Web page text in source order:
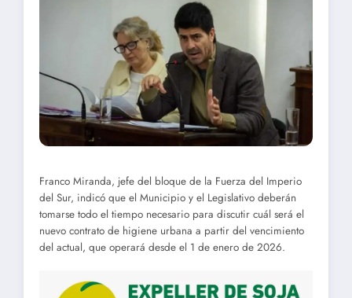
Franco Miranda, jefe del bloque de la Fuerza del Imperio
del Sur, indicó que el Municipio y el Legislativo deberán
tomarse todo el tiempo necesario para discutir cuál será el
nuevo contrato de higiene urbana a partir del vencimiento
del actual, que operará desde el 1 de enero de 2026.